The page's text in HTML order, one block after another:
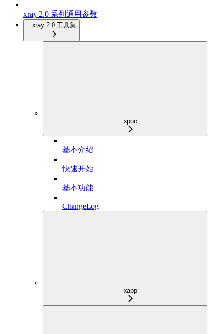
xray 2.0 系列通用参数
xray 2.0 工具集
xpoc
基本介绍
快速开始
基本功能
ChangeLog
xapp